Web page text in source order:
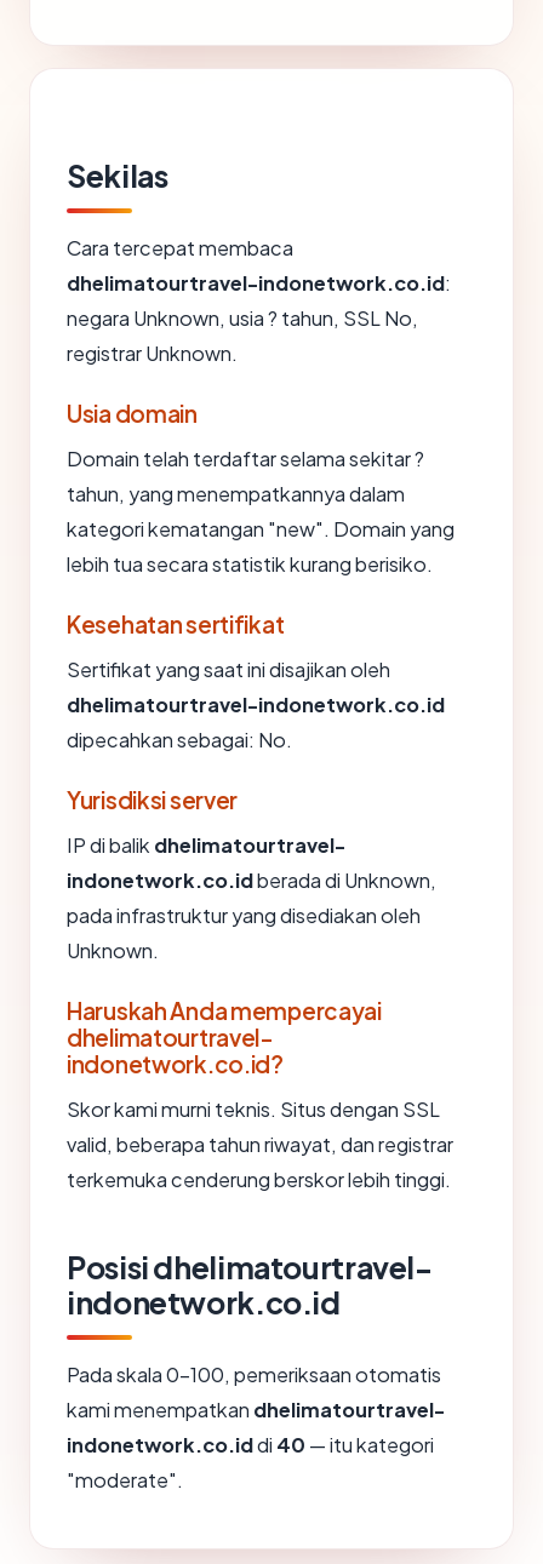
Sekilas
Cara tercepat membaca
dhelimatourtravel-indonetwork.co.id:
negara Unknown, usia ? tahun, SSL No,
registrar Unknown.
Usia domain
Domain telah terdaftar selama sekitar ?
tahun, yang menempatkannya dalam
kategori kematangan "new". Domain yang
lebih tua secara statistik kurang berisiko.
Kesehatan sertifikat
Sertifikat yang saat ini disajikan oleh
dhelimatourtravel-indonetwork.co.id
dipecahkan sebagai: No.
Yurisdiksi server
IP di balik dhelimatourtravel-
indonetwork.co.idberada di Unknown,
pada infrastruktur yang disediakan oleh
Unknown.
Haruskah Anda mempercayai
dhelimatourtravel-
indonetwork.co.id?
Skor kami murni teknis. Situs dengan SSL
valid, beberapa tahun riwayat, dan registrar
terkemuka cenderung berskor lebih tinggi.
Posisi dhelimatourtravel-
indonetwork.co.id
Pada skala 0-100, pemeriksaan otomatis
kami menempatkan dhelimatourtravel-
indonetwork.co.iddi 40 — itu kategori
"moderate".